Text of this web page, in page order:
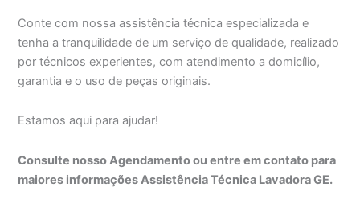
Conte com nossa assistência técnica especializada e
tenha a tranquilidade de um serviço de qualidade, realizado
por técnicos experientes, com atendimento a domicílio,
garantia e o uso de peças originais.
Estamos aqui para ajudar!
Consulte nosso Agendamento ou entre em contato para
maiores informações Assistência Técnica Lavadora GE.